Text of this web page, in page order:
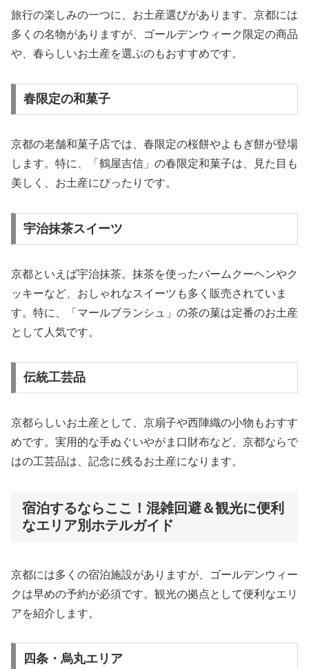
旅行の楽しみの一つに、お土産選びがあります。京都には
多くの名物がありますが、ゴールデンウィーク限定の商品
や、春らしいお土産を選ぶのもおすすめです。
春限定の和菓子
京都の老舗和菓子店では、春限定の桜餅やよもぎ餅が登場
します。特に、「鶴屋吉信」の春限定和菓子は、見た目も
美しく、お土産にぴったりです。
宇治抹茶スイーツ
京都といえば宇治抹茶。抹茶を使ったバームクーヘンやク
ッキーなど、おしゃれなスイーツも多く販売されていま
す。特に、「マールブランシュ」の茶の菓は定番のお土産
として人気です。
伝統工芸品
京都らしいお土産として、京扇子や西陣織の小物もおすす
めです。実用的な手ぬぐいやがま口財布など、京都ならで
はの工芸品は、記念に残るお土産になります。
宿泊するならここ！混雑回避＆観光に便利
なエリア別ホテルガイド
京都には多くの宿泊施設がありますが、ゴールデンウィー
クは早めの予約が必須です。観光の拠点として便利なエリ
アを紹介します。
四条・烏丸エリア